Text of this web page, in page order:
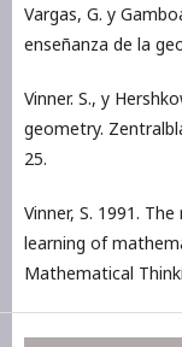
Vargas, G. y
enseñanza de la
Vinner. S., y
geometry.
25.
Vinner, S. 1991.
learning of
Mathematical